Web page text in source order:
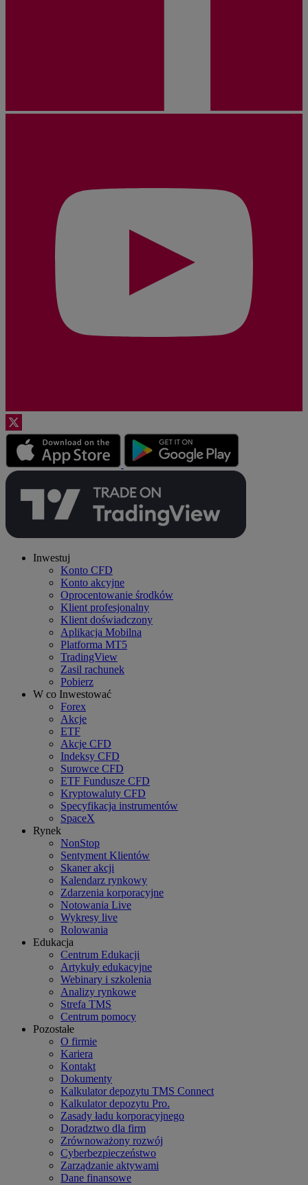
Inwestuj
Konto CFD
Konto akcyjne
Oprocentowanie środków
Klient profesjonalny
Klient doświadczony
Aplikacja Mobilna
Platforma MT5
TradingView
Zasil rachunek
Pobierz
W co Inwestować
Forex
Akcje
ETF
Akcje CFD
Indeksy CFD
Surowce CFD
ETF Fundusze CFD
Kryptowaluty CFD
Specyfikacja instrumentów
SpaceX
Rynek
NonStop
Sentyment Klientów
Skaner akcji
Kalendarz rynkowy
Zdarzenia korporacyjne
Notowania Live
Wykresy live
Rolowania
Edukacja
Centrum Edukacji
Artykuły edukacyjne
Webinary i szkolenia
Analizy rynkowe
Strefa TMS
Centrum pomocy
Pozostałe
O firmie
Kariera
Kontakt
Dokumenty
Kalkulator depozytu TMS Connect
Kalkulator depozytu Pro.
Zasady ładu korporacyjnego
Doradztwo dla firm
Zrównoważony rozwój
Cyberbezpieczeństwo
Zarządzanie aktywami
Dane finansowe